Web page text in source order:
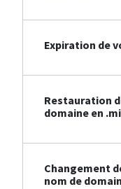
Expiration de
Restauration
domaine en
Changement
nom de